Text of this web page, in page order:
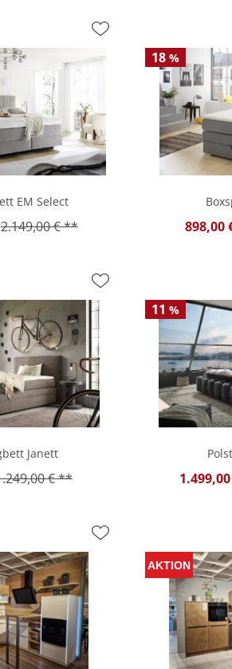
EM Select
2.149,00 € **
18%
898,00
Janett
€ **
11 %